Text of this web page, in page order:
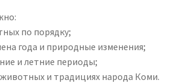
по порядку;
года и природные изменения;
и летние периоды;
и традициях народа Коми.